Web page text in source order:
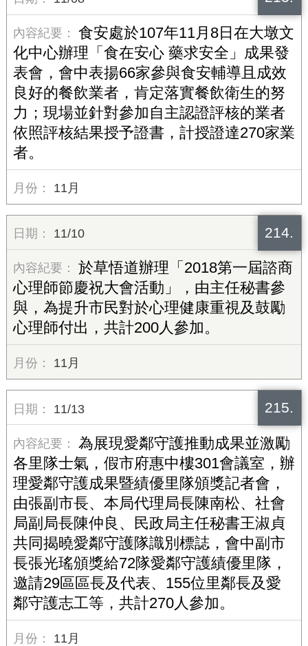
食安處於107年11月8日在大墩文
化中心辦理「食在安心 藥求安全」成果發
表會，會中表揚66家參與食安輔導且成效
良好的餐飲業者，肯定落實餐飲衛生的努
力；現場並針對參加自主認證評核的業者
依照評核結果授予證書，計授證達270家業
者。
11月
214.
11/10
於草悟道辦理「2018第一屆諮商
心理師節慶祝大會活動」，由主任秘書參
與，為提升市民對於心理健康重視及鼓勵
心理師付出，共計200人參加。
11月
215.
11/13
為展現愛鄰守護推動成果並激勵
各里隊士氣，假市府惠中樓301會議室，辦
理愛鄰守護成果暨績優里隊頒獎記者會，
由張副市長、本局代理局長陳南松、社會
局副局長陳仲良、民政局主任秘書王淑貞
共同揭曉愛鄰守護隊識別標誌，會中副市
長張光瑤頒獎給72隊愛鄰守護績優里隊，
邀請29區區長及代表、155位里鄰長及愛
鄰守護志工等，共計270人參加。
11月